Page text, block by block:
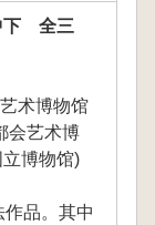
下 全三
术博物馆
会艺术博
博物馆)
品。其中